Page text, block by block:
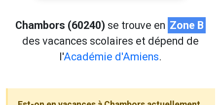
Chambors (60240) se trouve en Zone B
des vacances scolaires et dépend de
l'Académie d'Amiens.